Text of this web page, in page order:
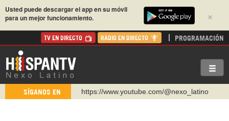
×
Usted puede descargar el app en su móvil
para un mejor funcionamiento.
TV EN DIRECTO RADIO EN DIRECTO PROGRAMACIÓN
SÍGANOS EN
https://www.youtube.com/@nexo_latino